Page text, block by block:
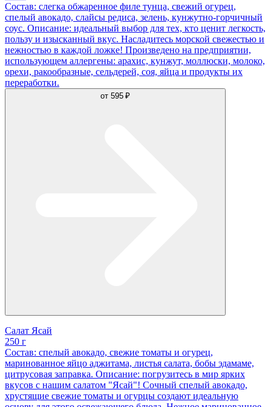
Состав: слегка обжаренное филе тунца, свежий огурец,
спелый авокадо, слайсы редиса, зелень, кунжутно-горчичный
соус. Описание: идеальный выбор для тех, кто ценит легкость,
пользу и изысканный вкус. Насладитесь морской свежестью и
нежностью в каждой ложке! Произведено на предприятии,
использующем аллергены: арахис, кунжут, моллюски, молоко,
орехи, ракообразные, сельдерей, соя, яйца и продукты их
переработки.
от 595 ₽
Салат Ясай
250 г
Состав: спелый авокадо, свежие томаты и огурец,
маринованное яйцо аджитама, листья салата, бобы эдамаме,
цитрусовая заправка. Описание: погрузитесь в мир ярких
вкусов с нашим салатом "Ясай"! Сочный спелый авокадо,
хрустящие свежие томаты и огурцы создают идеальную